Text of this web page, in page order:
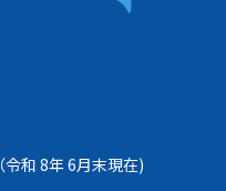
（令和 8年 6月末現在)